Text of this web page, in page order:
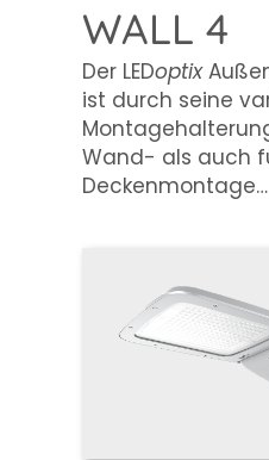
WALL 4
Der LEDoptix
ist durch seine
Wand- als auch
Deckenmontage…